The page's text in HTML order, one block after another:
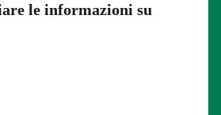
le informazioni su